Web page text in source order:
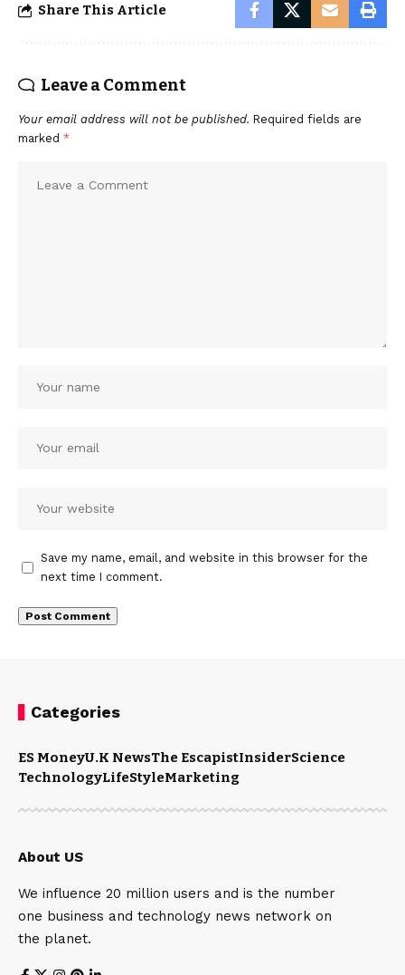
Share This Article
Leave a Comment
Your email address will not be published. Required fields are
marked *
Save my name, email, and website in this browser for the
next time I comment.
Categories
ES MoneyU.K NewsThe EscapistInsiderScience
TechnologyLifeStyleMarketing
About US
We influence 20 million users and is the number
one business and technology news network on
the planet.